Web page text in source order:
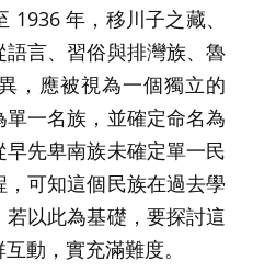
年，移川子之藏、
言、習俗與排灣族、魯
，應被視為一個獨立的
一名族，並確定命名為
先卑南族未確定單一民
可知這個民族在過去學
以此為基礎，要探討這
動，實充滿難度。